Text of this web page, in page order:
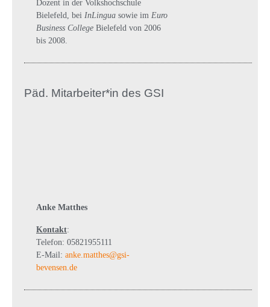
Dozent in der Volkshochschule
Bielefeld, bei InLingua sowie im Euro
Business College Bielefeld von 2006
bis 2008.
Päd. Mitarbeiter*in des GSI
Anke Matthes
Kontakt:
Telefon: 05821955111
E-Mail: anke.matthes@gsi-
bevensen.de